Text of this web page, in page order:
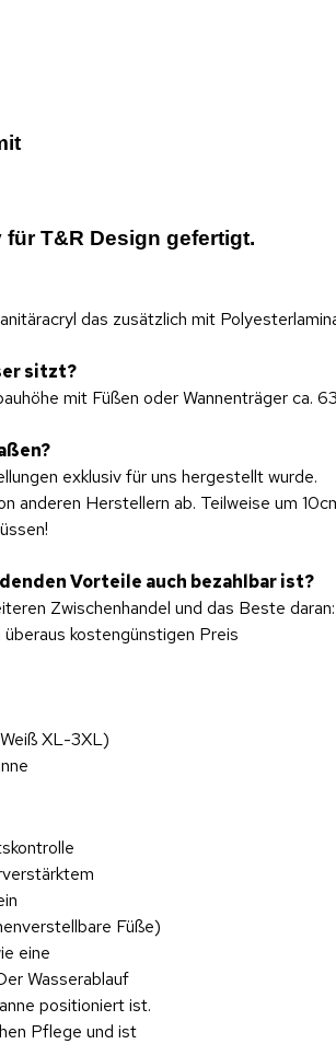
T&R Design gefertigt.
das zusätzlich mit
sitzt?
mit Füßen oder Wannenträger ca.
exklusiv für uns hergestellt wurde.
Herstellern ab. Teilweise um
Vorteile auch bezahlbar ist?
Zwischenhandel und das Beste daran:
kostengünstigen Preis
XL-3XL)
Füße)
eine
Wasserablauf
positioniert ist.
Pflege und ist